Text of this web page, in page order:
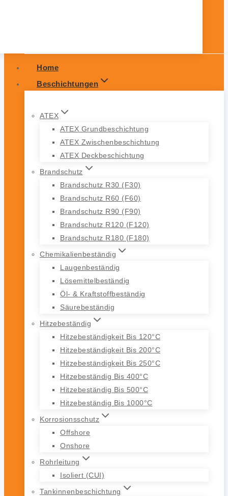
Home
Beschichtungen
ATEX
ATEX Grundbeschichtung
ATEX Zwischenbeschichtung
ATEX Deckbeschichtung
Brandschutz
Brandschutz R30 (F30)
Brandschutz R60 (F60)
Brandschutz R90 (F90)
Brandschutz R120 (F120)
Brandschutz R180 (F180)
Chemikalienbeständig
Laugenbeständig
Lösemittelbeständig
Öl- & Kraftstoffbeständig
Säurebeständig
Hitzebeständig
Hitzebeständigkeit Bis 120°C
Hitzebeständigkeit Bis 200°C
Hitzebeständigkeit Bis 250°C
Hitzebeständig Bis 400°C
Hitzebeständig Bis 500°C
Hitzebeständig Bis 1000°C
Korrosionsschutz
Offshore
Onshore
Rohrleitung
Isoliert (CUI)
Tankinnenbeschichtung